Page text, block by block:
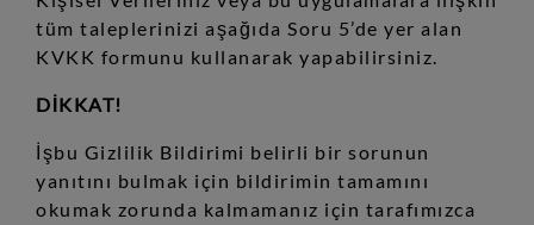
tüm taleplerinizi aşağıda Soru 5’de yer alan
KVKK formunu kullanarak yapabilirsiniz.
DİKKAT!
İşbu Gizlilik Bildirimi belirli bir sorunun
yanıtını bulmak için bildirimin tamamını
okumak zorunda kalmamanız için tarafımızca